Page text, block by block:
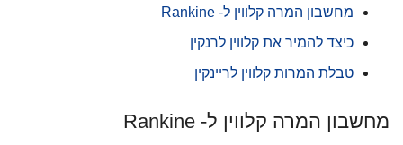
מחשבון המרה קלווין ל- Rankine
כיצד להמיר את קלווין לרנקין
טבלת המרות קלווין לריינקין
מחשבון המרה קלווין ל- Rankine